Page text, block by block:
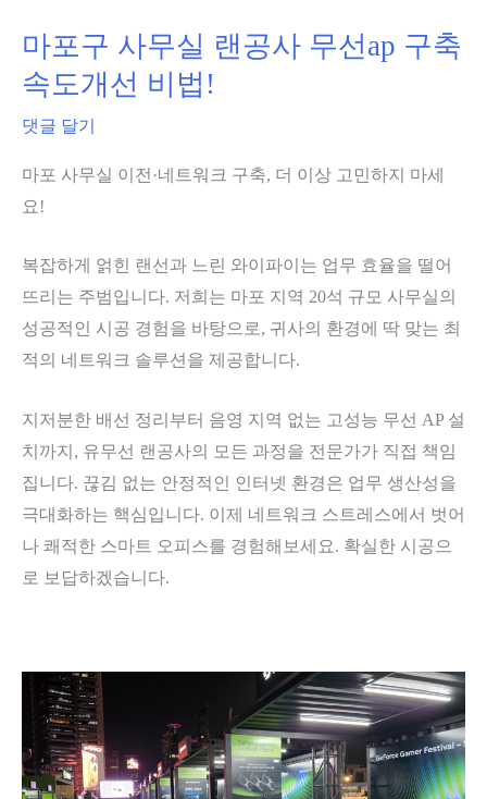
낸
비
애
프
터
및
서
강
남
전
문
업
체
의
깔
노
하
마포구 사무실 랜공사 무선ap 구축
속도개선 비법!
댓글 달기
마포 사무실 이전·네트워크 구축, 더 이상 고민하지 마세
요!
복잡하게 얽힌 랜선과 느린 와이파이는 업무 효율을 떨어
뜨리는 주범입니다. 저희는 마포 지역 20석 규모 사무실의
성공적인 시공 경험을 바탕으로, 귀사의 환경에 딱 맞는 최
적의 네트워크 솔루션을 제공합니다.
지저분한 배선 정리부터 음영 지역 없는 고성능 무선 AP 설
치까지, 유무선 랜공사의 모든 과정을 전문가가 직접 책임
집니다. 끊김 없는 안정적인 인터넷 환경은 업무 생산성을
극대화하는 핵심입니다. 이제 네트워크 스트레스에서 벗어
나 쾌적한 스마트 오피스를 경험해보세요. 확실한 시공으
로 보답하겠습니다.